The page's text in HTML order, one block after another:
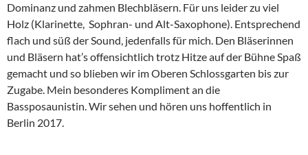
Dominanz und zahmen Blechbläsern. Für uns leider zu viel
Holz (Klarinette, Sophran- und Alt-Saxophone). Entsprechend
flach und süß der Sound, jedenfalls für mich. Den Bläserinnen
und Bläsern hat’s offensichtlich trotz Hitze auf der Bühne Spaß
gemacht und so blieben wir im Oberen Schlossgarten bis zur
Zugabe. Mein besonderes Kompliment an die
Bassposaunistin. Wir sehen und hören uns hoffentlich in
Berlin 2017.